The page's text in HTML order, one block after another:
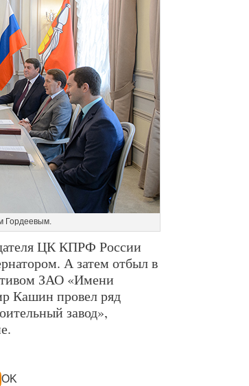
Гордеевым.
ЦК КПРФ России
А затем отбыл в
ЗАО «Имени
Кашин провел ряд
завод»,
OK